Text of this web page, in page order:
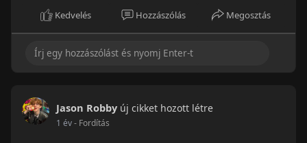
Kedvelés Hozzászólás Megosztás
Jason Robby új cikket hozott létre
1 év- Fordítás